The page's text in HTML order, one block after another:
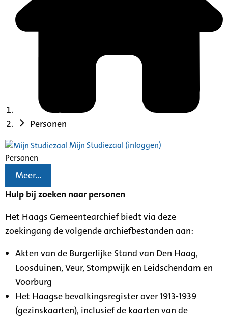
Personen
Mijn Studiezaal (inloggen)
Personen
Meer...
Hulp bij zoeken naar personen
Het Haags Gemeentearchief biedt via deze
zoekingang de volgende archiefbestanden aan:
Akten van de Burgerlijke Stand van Den Haag,
Loosduinen, Veur, Stompwijk en Leidschendam en
Voorburg
Het Haagse bevolkingsregister over 1913-1939
(gezinskaarten), inclusief de kaarten van de